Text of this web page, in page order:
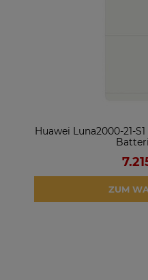
Huawei Luna2000-21-
ZUM